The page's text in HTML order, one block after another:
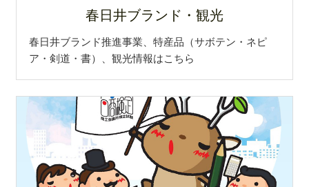
2024.9.13
9/25～30京都高島屋「ビバ メキシコ展」に、こだ
2024.8.23
FDA(フジドリームエアラインズ)で、8月26日
(月)9:00～、15周年を記念した記念運賃セールが開
催されます！
2024.8.5
春日井ブランド・観光
春日井ブランド推進事業、特産品（サボテン・ネピ
ア・剣道・書）、観光情報はこちら